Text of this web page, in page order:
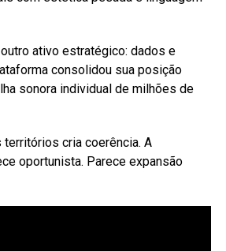
ativo estratégico: dados e
consolidou sua posição
sonora individual de milhões de
cria coerência. A
oportunista. Parece expansão